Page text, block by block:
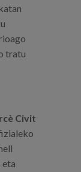
tratu
Civit